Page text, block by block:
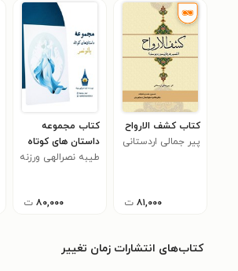
کتاب کشف الارواح
پیر جمالی اردستانی
۸۱,۰۰۰ ت
کتاب مجموعه
داستان های کوتاه
طیبه نصرالهی ورزنه
۸۰,۰۰۰ ت
کتاب‌های انتشارات زمان تغییر